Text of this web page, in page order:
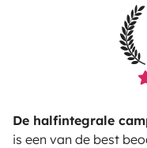
De halfintegrale
is een van de best